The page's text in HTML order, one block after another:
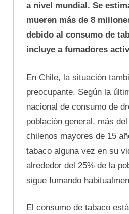
a nivel mundial. Se
mueren más de 8
debido al consumo de
incluye a fumadores
En Chile, la situación
preocupante. Según la
nacional de consumo de
población general, más
chilenos mayores de 15
tabaco alguna vez en su
alrededor del 25% de la
sigue fumando
El consumo de tabaco